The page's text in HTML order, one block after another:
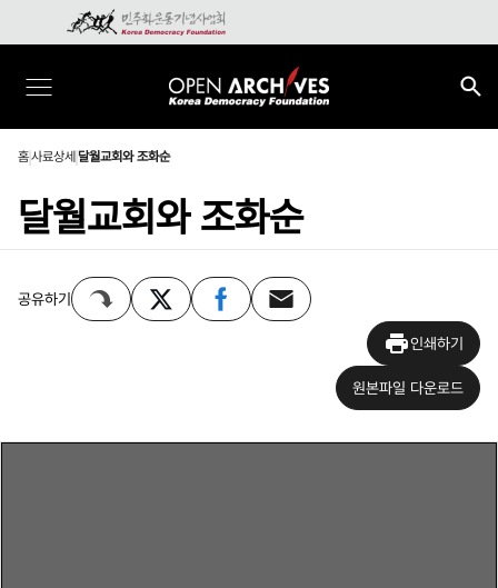
홈사료상세 달월교회와 조화순
달월교회와 조화순
공유하기
인쇄하기
원본파일 다운로드